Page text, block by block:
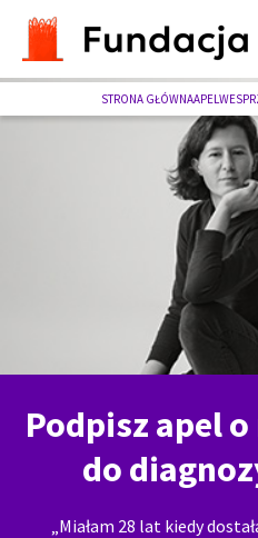
STRONA GŁÓWNAAPEL
Podpisz apel
do
„Miałam 28 lat kiedy